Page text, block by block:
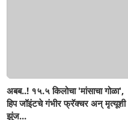
अबब..! १५.५ किलोचा 'मांसाचा गोळा',
हिप जॉइंटचे गंभीर फ्रॅक्चर अन् मृत्यूशी
झुंज...